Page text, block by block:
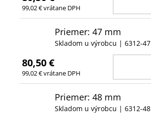
99,02 € vrátane DPH
Priemer: 47 mm
Skladom u výrobcu | 6312-47
80,50 €
99,02 € vrátane DPH
Priemer: 48 mm
Skladom u výrobcu | 6312-48